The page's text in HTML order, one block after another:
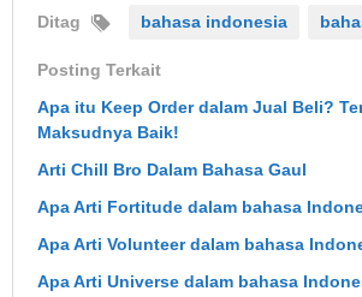
Ditag bahasa indonesia
Posting Terkait
Apa itu Keep Order dalam Jual Beli?
Maksudnya Baik!
Arti Chill Bro Dalam Bahasa Gaul
Apa Arti Fortitude dalam bahasa
Apa Arti Volunteer dalam bahasa
Apa Arti Universe dalam bahasa